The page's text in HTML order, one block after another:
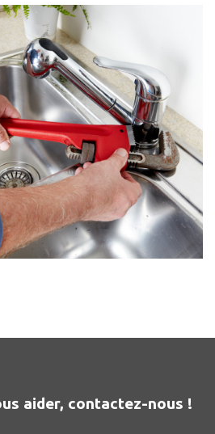
aider, contactez-nous !